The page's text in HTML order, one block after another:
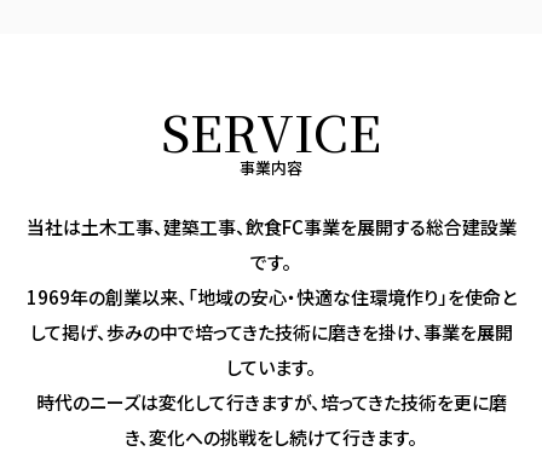
SERVICE
事業内容
当社は土木工事、建築工事、飲食FC事業を展開する総合建設業
です。
1969年の創業以来、「地域の安心・快適な住環境作り」を使命と
して掲げ、歩みの中で培ってきた技術に磨きを掛け、事業を展開
しています。
時代のニーズは変化して行きますが、培ってきた技術を更に磨
き、変化への挑戦をし続けて行きます。